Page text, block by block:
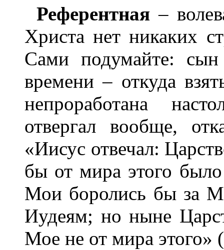
Референтная –
Христа нет никаких
Сами подумайте: сын
времени – откуда
непроработана
отвергал вообще,
«Иисус отвечал:
бы от мира этого
Мои боролись бы за
Иудеям; но ныне
Мое не от мира этого»